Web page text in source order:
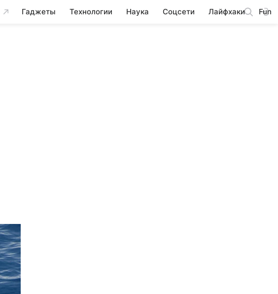
Гаджеты Технологии Наука Соцсети Лайфхаки Fun